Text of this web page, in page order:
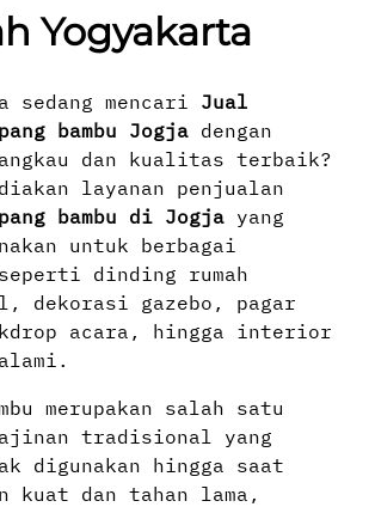
Yogyakarta
sedang mencari Jual
bambu Jogja dengan
dan kualitas terbaik?
layanan penjualan
bambu di Jogja yang
untuk berbagai
dinding rumah
dekorasi gazebo, pagar
acara, hingga interior
merupakan salah satu
tradisional yang
digunakan hingga saat
dan tahan lama,